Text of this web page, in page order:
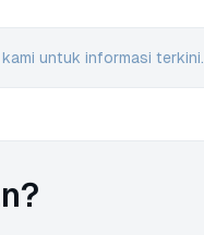
untuk informasi terkini.